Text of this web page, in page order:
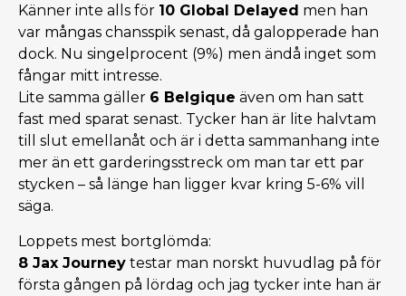
Känner inte alls för 10 Global Delayed men han
var mångas chansspik senast, då galopperade han
dock. Nu singelprocent (9%) men ändå inget som
fångar mitt intresse.
Lite samma gäller 6 Belgique även om han satt
fast med sparat senast. Tycker han är lite halvtam
till slut emellanåt och är i detta sammanhang inte
mer än ett garderingsstreck om man tar ett par
stycken – så länge han ligger kvar kring 5-6% vill
säga.
Loppets mest bortglömda:
8 Jax Journey testar man norskt huvudlag på för
första gången på lördag och jag tycker inte han är